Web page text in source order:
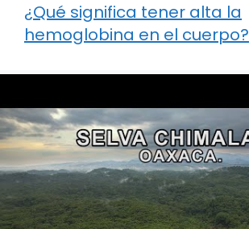
¿Qué significa tener alta la
hemoglobina en el cuerpo?